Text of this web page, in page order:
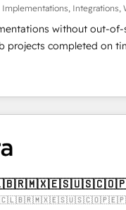
HubSpot with your
Build
and configurations.
to data security and
revenue teams focus
Implementations, Integrations,
without out-of-
completed on time.
CRM architects,
and marketers
global clients ✨
migrations from 15+
and 5,000+ pages ✨ CS:
growth & +751% new
project ✨ CS: 415%
🦓